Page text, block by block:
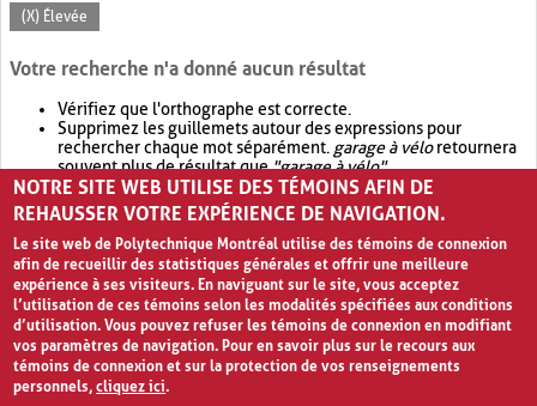
(X) Élevée
Votre recherche n'a donné aucun résultat
Vérifiez que l'orthographe est correcte.
Supprimez les guillemets autour des expressions pour
rechercher chaque mot séparément. garage à véloretournera
souvent plus de résultat que"garage à vélo".
Envisagez d'élargir votre recherche avec OR.garage OR vélo
retournera souvent plus de résultat quegarage à vélo
NOTRE SITE WEB UTILISE DES TÉMOINS AFIN DE
REHAUSSER VOTRE EXPÉRIENCE DE NAVIGATION.
Le site web de Polytechnique Montréal utilise des témoins de connexion
afin de recueillir des statistiques générales et offrir une meilleure
expérience à ses visiteurs. En naviguant sur le site, vous acceptez
l’utilisation de ces témoins selon les modalités spécifiées aux conditions
d’utilisation. Vous pouvez refuser les témoins de connexion en modifiant
vos paramètres de navigation. Pour en savoir plus sur le recours aux
témoins de connexion et sur la protection de vos renseignements
personnels,cliquez ici.